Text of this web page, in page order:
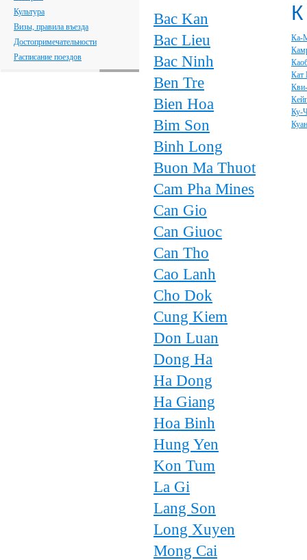
Культура
Визы, правила въезда
Достопримечательности
Расписание поездов
Bac Kan
Bac Lieu
Bac Ninh
Ben Tre
Bien Hoa
Bim Son
Binh Long
Buon Ma Thuot
Cam Pha Mines
Can Gio
Can Giuoc
Can Tho
Cao Lanh
Cho Dok
Cung Kiem
Don Luan
Dong Ha
Ha Dong
Ha Giang
Hoa Binh
Hung Yen
Kon Tum
La Gi
Lang Son
Long Xuyen
Mong Cai
К
Ка-
Кат
Ку-